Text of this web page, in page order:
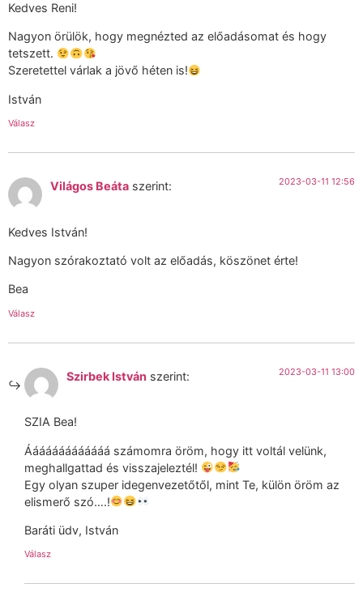
Kedves Reni!
Nagyon örülök, hogy megnézted az előadásomat és hogy
tetszett.
Szeretettel várlak a jövő héten is!
István
Válasz
Világos Beáta szerint: 2023-03-11 12:56
Kedves István!
Nagyon szórakoztató volt az előadás, köszönet érte!
Bea
Válasz
Szirbek István szerint: 2023-03-11 13:00
SZIA Bea!
Ááááááááááááá számomra öröm, hogy itt voltál velünk,
meghallgattad és visszajeleztél!
Egy olyan szuper idegenvezetőtől, mint Te, külön öröm az
elismerő szó….!
Baráti üdv, István
Válasz